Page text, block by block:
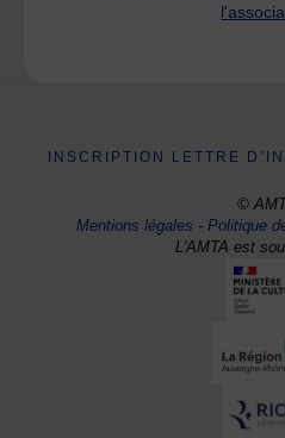
INSCRIPTION LETTRE
©
Mentions légales -Politique
L'AMTA est